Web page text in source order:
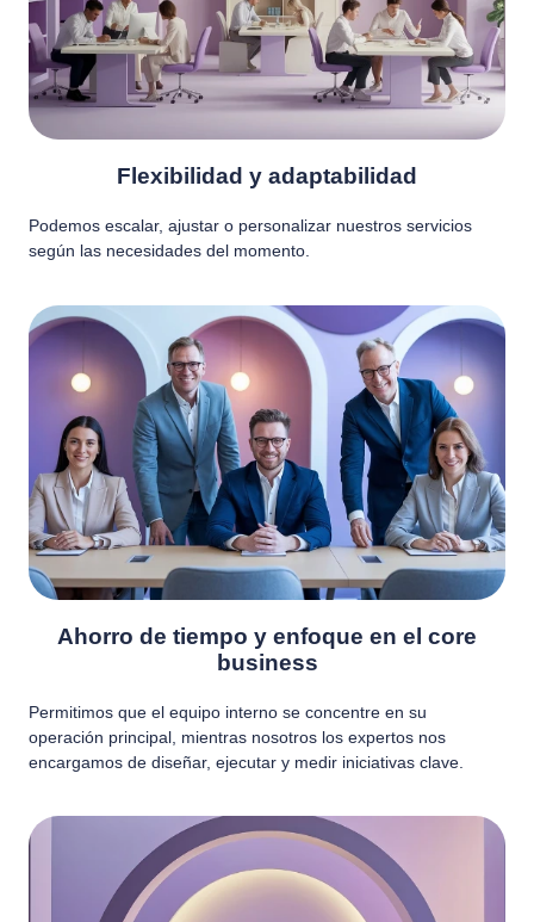
Flexibilidad y adaptabilidad
Podemos escalar, ajustar o personalizar nuestros servicios
según las necesidades del momento.
Ahorro de tiempo y enfoque en el core
business
Permitimos que el equipo interno se concentre en su
operación principal, mientras nosotros los expertos nos
encargamos de diseñar, ejecutar y medir iniciativas clave.